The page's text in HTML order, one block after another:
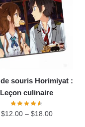
souris Horimiyat :
Leçon culinaire
$12.00– $18.00